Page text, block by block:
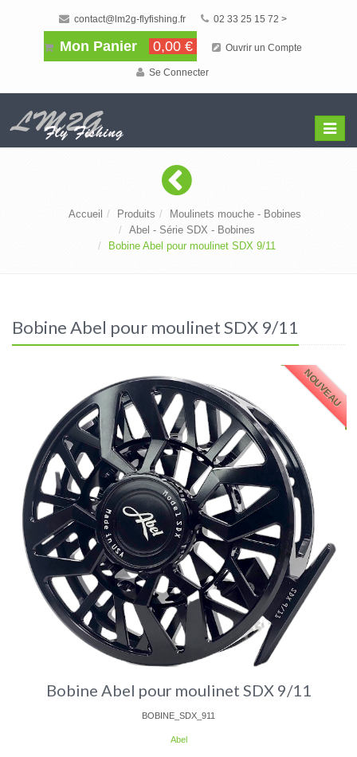
contact@lm2g-flyfishing.fr 02 33 25 15 72 >
Mon Panier 0,00 € Ouvrir un Compte
Se Connecter
Menu
Accueil Produits
Moulinets mouche - Bobines
Abel - Série SDX - Bobines
Bobine Abel pour moulinet SDX 9/11
Bobine Abel pour moulinet SDX 9/11
NOUVEAU
Bobine Abel pour moulinet SDX 9/11
BOBINE_SDX_911
Abel